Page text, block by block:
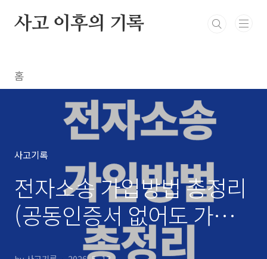
본문 바로가기
사고 이후의 기록
홈
사고기록
전자소송 가입방법 총정리
(공동인증서 없어도 가
능/2026최신)